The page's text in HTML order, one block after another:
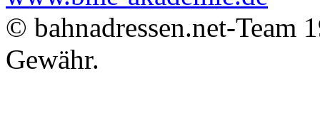
© bahnadressen.net-Team
Gewähr.